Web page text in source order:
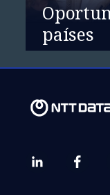
países